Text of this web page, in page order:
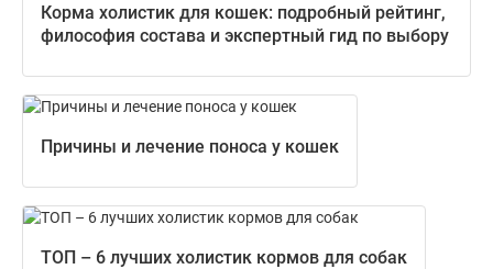
Корма холистик для кошек: подробный рейтинг,
философия состава и экспертный гид по выбору
Причины и лечение поноса у кошек
ТОП – 6 лучших холистик кормов для собак